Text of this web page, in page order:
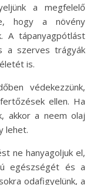
a megfelelő
hogy a növény
A tápanyagpótlást
a szerves trágyák
is.
védekezzünk,
ellen. Ha
akkor a neem olaj
lehet.
ne hanyagoljuk el,
egészségét és a
odafigyelünk, a